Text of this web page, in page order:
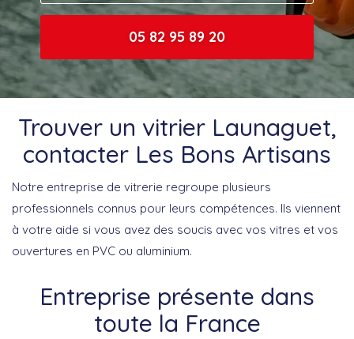
05 82 95 89 20
Trouver un vitrier Launaguet,
contacter Les Bons Artisans
Notre entreprise de vitrerie regroupe plusieurs
professionnels connus pour leurs compétences. Ils viennent
à votre aide si vous avez des soucis avec vos vitres et vos
ouvertures en PVC ou aluminium.
Entreprise présente dans
toute la France